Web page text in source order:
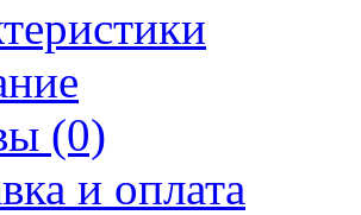
(0)
и оплата